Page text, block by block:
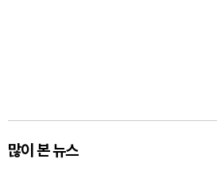
많이 본 뉴스